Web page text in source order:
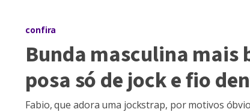
confira
Bunda masculina mais
posa só de jock e fio
Fabio, que adora uma jockstrap, por motivos